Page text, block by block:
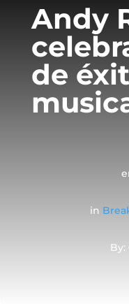
Andy
de
in
By: